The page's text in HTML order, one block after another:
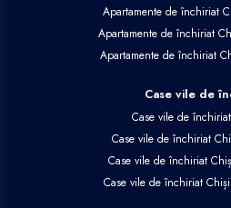
Apartamente de închiriat
Apartamente de închiriat
Apartamente de închiriat
Case vile de
Case vile de
Case vile de închiriat
Case vile de închiriat
Case vile de închiriat